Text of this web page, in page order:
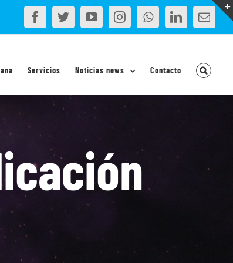
Facebook
TwitterYouTubeInstagramWhatsAppLinkedIn
Servicios Noticias news Contacto